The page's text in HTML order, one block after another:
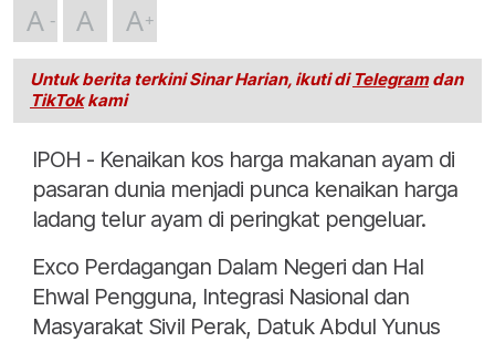
A A A
Untuk berita terkini Sinar Harian, ikuti di Telegramdan
TikTokkami
IPOH - Kenaikan kos harga makanan ayam di
pasaran dunia menjadi punca kenaikan harga
ladang telur ayam di peringkat pengeluar.
Exco Perdagangan Dalam Negeri dan Hal
Ehwal Pengguna, Integrasi Nasional dan
Masyarakat Sivil Perak, Datuk Abdul Yunus